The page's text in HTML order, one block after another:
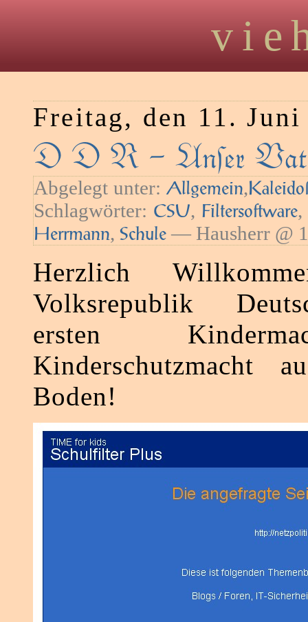
Freitag, den 11. Juni
D D R – Unſer
Abgelegt unter: Agemein,
Schlagwörter: CSU, Filtersoftware,
Herrmann, Schule — Hausherr @
Herzlich
Volksrepublik
ersten
Kinderschutzmacht
Boden!